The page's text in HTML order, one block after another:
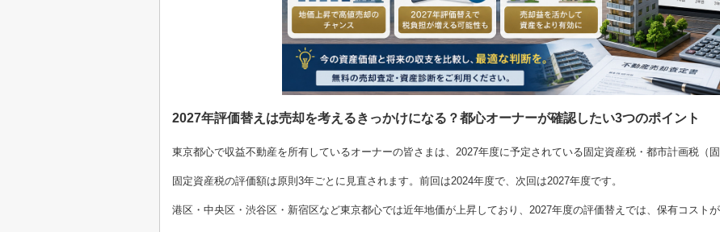
2027年評価替えは売却を考えるきっかけになる？都心オーナーが確認したい3つのポイント
東京都心で収益不動産を所有しているオーナーの皆さまは、 2027年度に予定されている固定資産税・都市計画税（
固定資産税の評価額は原則 3年ごとに見直されます。前回は2024年度で、次回は2027年度です。
港区・中央区・渋谷区・新宿区など東京都心では近年地価が上昇しており、 2027年度の評価替えでは、保有コスト